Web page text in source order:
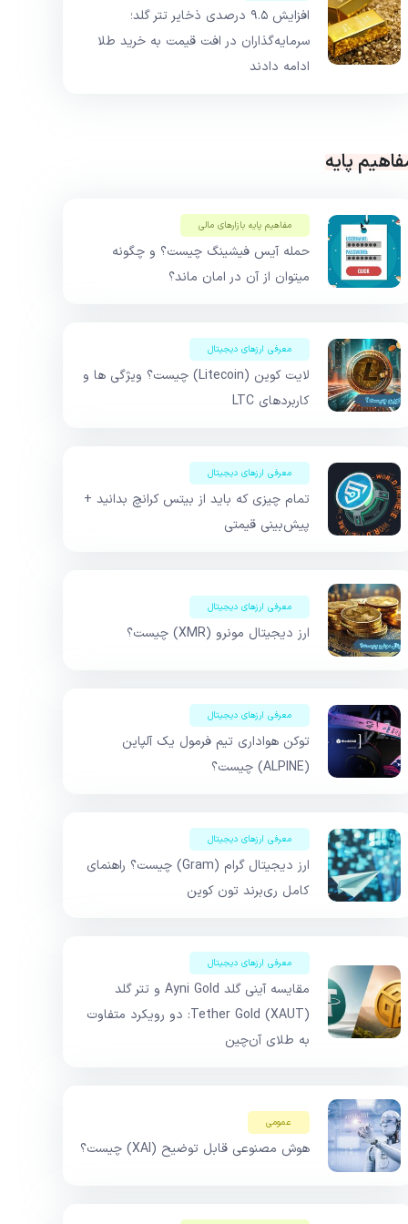
افزایش ۹.۵ درصدی ذخایر تتر گلد؛
سرمایه‌گذاران در افت قیمت به خرید طلا
ادامه دادند
پایه
مفاهیم پایه بازار‌های مالی
حمله آیس فیشینگ چیست؟ و چگونه
میتوان از آن در امان ماند؟
معرفی ارزهای دیجیتال
لایت کوین (Litecoin) چیست؟ ویژگی ها و
کاربردهای LTC
معرفی ارزهای دیجیتال
تمام چیزی که باید از بیتس کرانچ بدانید +
پیش‌بینی قیمتی
معرفی ارزهای دیجیتال
ارز دیجیتال مونرو (XMR) چیست؟
معرفی ارزهای دیجیتال
توکن هواداری تیم فرمول یک آلپاین
(ALPINE) چیست؟
معرفی ارزهای دیجیتال
ارز دیجیتال گرام (Gram) چیست؟ راهنمای
کامل ری‌برند تون کوین
معرفی ارزهای دیجیتال
مقایسه آینی گلد Ayni Gold و تتر گلد
Tether Gold (XAUT): دو رویکرد متفاوت
به طلای آن‌چین
عمومی
هوش مصنوعی قابل توضیح (XAI) چیست؟